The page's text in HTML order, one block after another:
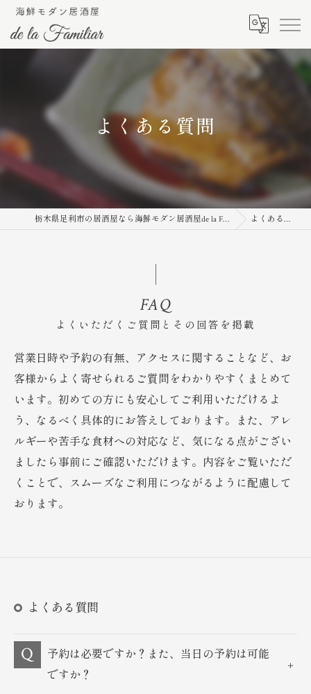
よくある質問
栃木県足利市の居酒屋なら海鮮モダン居酒屋de la Familiar よくある質問
よくいただくご質問とその回答を掲載
FAQ
営業日時や予約の有無、アクセスに関することなど、お
客様からよく寄せられるご質問をわかりやすくまとめて
います。初めての方にも安心してご利用いただけるよ
う、なるべく具体的にお答えしております。また、アレ
ルギーや苦手な食材への対応など、気になる点がござい
ましたら事前にご確認いただけます。内容をご覧いただ
くことで、スムーズなご利用につながるように配慮して
おります。
よくある質問
予約は必要ですか？また、当日の予約は可能
ですか？